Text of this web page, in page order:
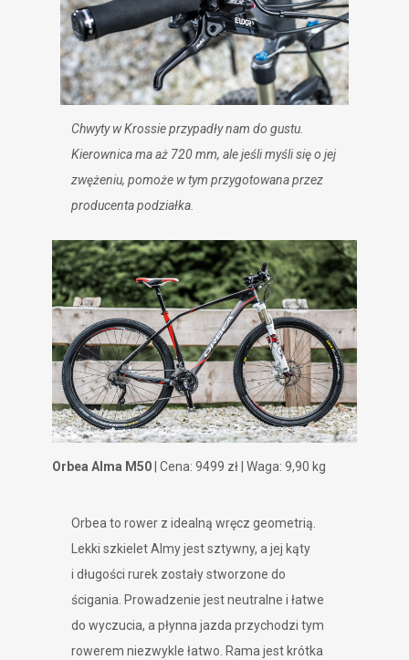
Chwyty w Krossie przypadły nam do gustu.
Kierownica ma aż 720 mm, ale jeśli myśli się o jej
zwężeniu, pomoże w tym przygotowana przez
producenta podziałka.
Orbea Alma M50| Cena: 9499 zł | Waga: 9,90 kg
Orbea to rower z idealną wręcz geometrią.
Lekki szkielet Almy jest sztywny, a jej kąty
i długości rurek zostały stworzone do
ścigania. Prowadzenie jest neutralne i łatwe
do wyczucia, a płynna jazda przychodzi tym
rowerem niezwykle łatwo. Rama jest krótka